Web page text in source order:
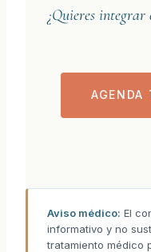
¿Quieres
AGENDA
Aviso médico: El
informativo y no
tratamiento médico